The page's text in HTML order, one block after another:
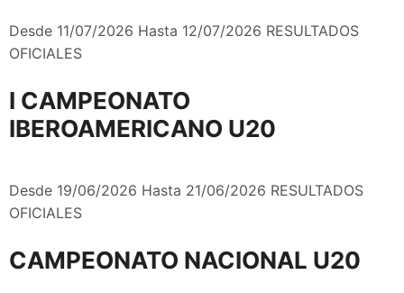
Desde 11/07/2026 Hasta 12/07/2026 RESULTADOS
OFICIALES
I CAMPEONATO
IBEROAMERICANO U20
Desde 19/06/2026 Hasta 21/06/2026 RESULTADOS
OFICIALES
CAMPEONATO NACIONAL U20